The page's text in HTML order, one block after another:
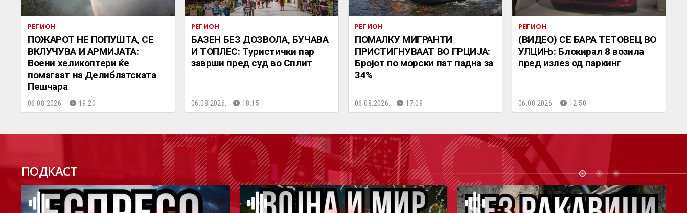
РЕГИОН
ПОЖАРОТ НЕ ПОПУШТА, СЕ
ВКЛУЧУВА И АРМИЈАТА:
Воени хеликоптери ќе
помагаат на Делиблатската
Пешчара
06.08.2026. 19:20
РЕГИОН
БАЗЕН БЕЗ ДОЗВОЛА, БУЧАВА
И ТОПЛЕС: Туристички пар
заврши пред суд во Сплит
06.08.2026. 18:15
РЕГИОН
ПОМАЛКУ МИГРАНТИ
ПРИСТИГНУВААТ ВО ГРЦИЈА:
Бројот по морски пат падна за
34%
06.08.2026. 17:09
РЕГИОН
(ВИДЕО) СЕ БАРА ТЕТОВЕЦ ВО
УЛЦИЊ: Блокирал 8 возила
пред излез од паркинг
06.08.2026. 12:50
ПОДКАСТ ПОДКАСТ